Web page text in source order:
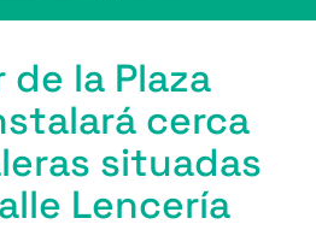
de la Plaza
cerca
situadas
Lencería